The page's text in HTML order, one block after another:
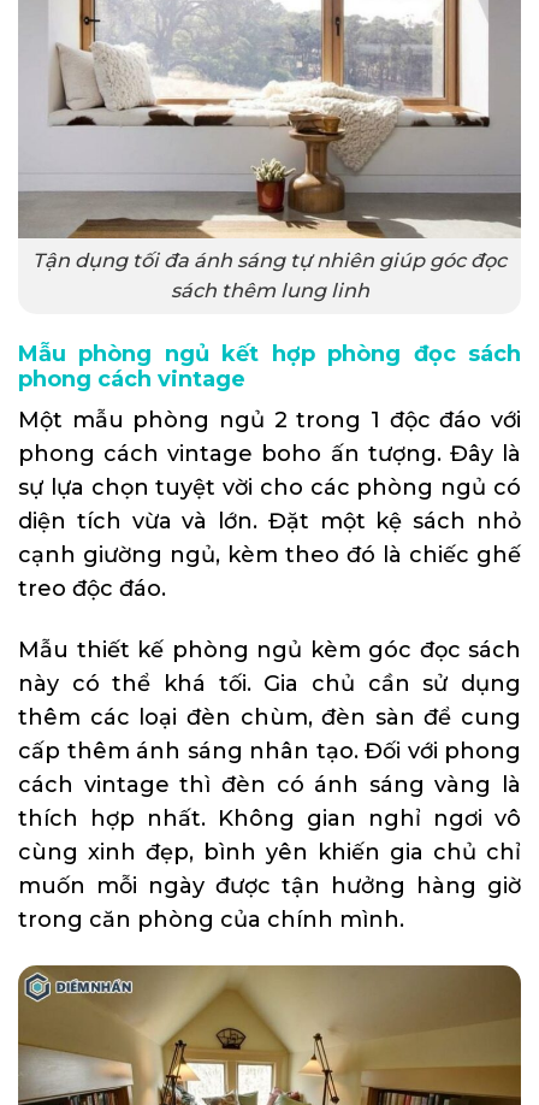
Tận dụng tối đa ánh sáng tự nhiên giúp góc đọc
sách thêm lung linh
Mẫu phòng ngủ kết hợp phòng đọc sách
phong cách vintage
Một mẫu phòng ngủ 2 trong 1 độc đáo với
phong cách vintage boho ấn tượng. Đây là
sự lựa chọn tuyệt vời cho các phòng ngủ có
diện tích vừa và lớn. Đặt một kệ sách nhỏ
cạnh giường ngủ, kèm theo đó là chiếc ghế
treo độc đáo.
Mẫu thiết kế phòng ngủ kèm góc đọc sách
này có thể khá tối. Gia chủ cần sử dụng
thêm các loại đèn chùm, đèn sàn để cung
cấp thêm ánh sáng nhân tạo. Đối với phong
cách vintage thì đèn có ánh sáng vàng là
thích hợp nhất. Không gian nghỉ ngơi vô
cùng xinh đẹp, bình yên khiến gia chủ chỉ
muốn mỗi ngày được tận hưởng hàng giờ
trong căn phòng của chính mình.